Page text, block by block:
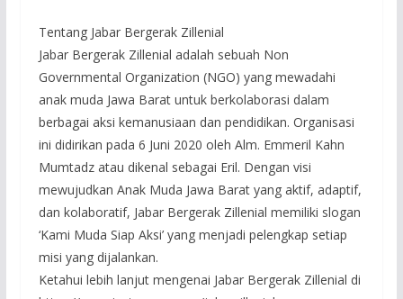
Tentang Jabar Bergerak Zillenial
Jabar Bergerak Zillenial adalah sebuah Non
Governmental Organization (NGO) yang mewadahi
anak muda Jawa Barat untuk berkolaborasi dalam
berbagai aksi kemanusiaan dan pendidikan. Organisasi
ini didirikan pada 6 Juni 2020 oleh Alm. Emmeril Kahn
Mumtadz atau dikenal sebagai Eril. Dengan visi
mewujudkan Anak Muda Jawa Barat yang aktif, adaptif,
dan kolaboratif, Jabar Bergerak Zillenial memiliki slogan
‘Kami Muda Siap Aksi’ yang menjadi pelengkap setiap
misi yang dijalankan.
Ketahui lebih lanjut mengenai Jabar Bergerak Zillenial di